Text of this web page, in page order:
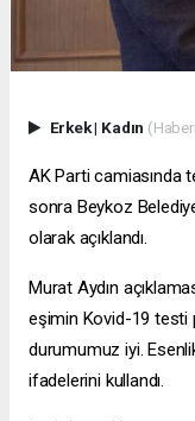
Erkek| Kadın
AK Parti camiasında
sonra Beykoz
olarak açıklandı.
Murat Aydın
eşimin Kovid-19 testi
durumumuz iyi.
ifadelerini kullandı.